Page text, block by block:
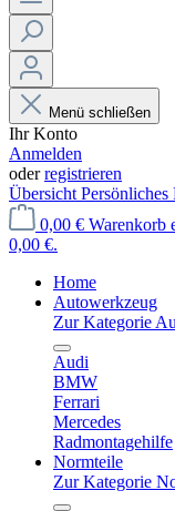
Menü schließen
Ihr Konto
Anmelden
oderregistrieren
Übersicht Persönliches
0,00 € Warenkorb
0,00 €.
Home
Autowerkzeug
Zur Kategorie
Audi
BMW
Ferrari
Mercedes
Radmontagehilfe
Normteile
Zur Kategorie